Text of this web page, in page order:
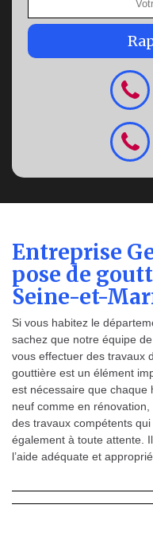
Entreprise
pose de
Seine-et-
Si vous habitez le
sachez que notre équipe
vous effectuer des travaux
gouttière est un élément
est nécessaire que chaque
neuf comme en
des travaux compétents
également à toute attente.
l’aide adéquate et